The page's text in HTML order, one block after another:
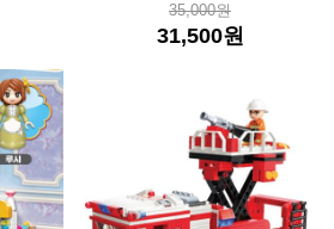
35,000원
31,500원